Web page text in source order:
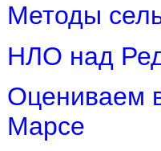
Методы
НЛО над
Оцениваем
Марсе